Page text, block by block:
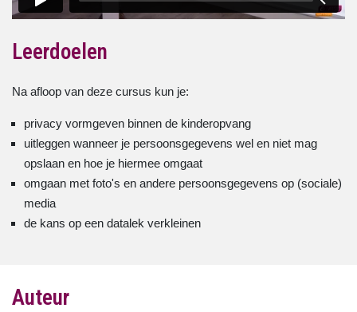
Leerdoelen
Na afloop van deze cursus kun je:
privacy vormgeven binnen de kinderopvang
uitleggen wanneer je persoonsgegevens wel en niet mag
opslaan en hoe je hiermee omgaat
omgaan met foto's en andere persoonsgegevens op (sociale)
media
de kans op een datalek verkleinen
Auteur